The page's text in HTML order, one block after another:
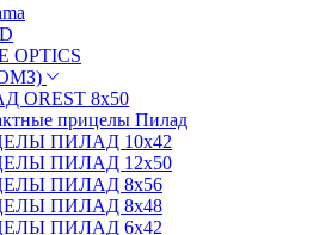
OPTICS
OREST 8х50
прицелы Пилад
ПИЛАД 10х42
ПИЛАД 12х50
ПИЛАД 8х56
ПИЛАД 8х48
ПИЛАД 6х42